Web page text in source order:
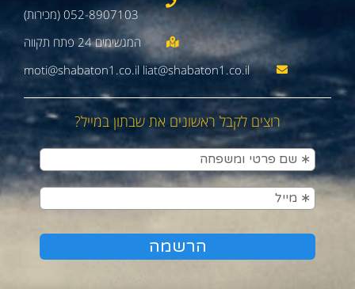
052-8907103 (מכירות)
moti@shabaton1.co.il liat@shabaton1.co.il
רוצים לקבל ראשונים את שבתון במייל?